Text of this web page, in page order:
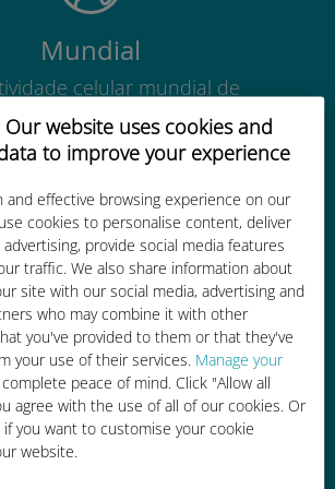
Our website uses cookies and
to improve your experience
and effective browsing experience on our
cookies to personalise content, deliver
provide social media features
traffic. We also share information about
site with our social media, advertising and
who may combine it with other
you've provided to them or that they've
your use of their services. Manage your
peace of mind. Click "Allow all
agree with the use of all of our cookies. Or
you want to customise your cookie
website.
Mundial
celular mundial de
em mais de 200
destinos
benefício
mais barato do que as
de roaming de sua
operadora atual